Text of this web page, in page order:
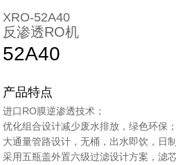
XRO-52A40
反渗透RO机
52A40
产品特点
进口RO膜逆渗透技术；
优化组合设计减少废水排放，绿色环保；
大通量管路设计，无桶，出水即饮，日
采用五瓶盖外置六级过滤设计方案，滤